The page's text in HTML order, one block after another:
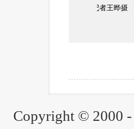
华社记者
Copyright © 2000